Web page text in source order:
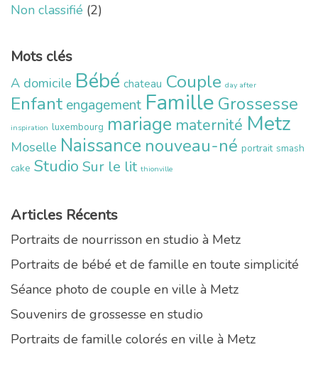
Non classifié (2)
Mots clés
A domicile Bébé chateau Couple day after
Enfant engagement Famille Grossesse
inspiration luxembourg mariage maternité Metz
Moselle Naissance nouveau-né portrait smash
cake Studio Sur le lit thionville
Articles Récents
Portraits de nourrisson en studio à Metz
Portraits de bébé et de famille en toute simplicité
Séance photo de couple en ville à Metz
Souvenirs de grossesse en studio
Portraits de famille colorés en ville à Metz